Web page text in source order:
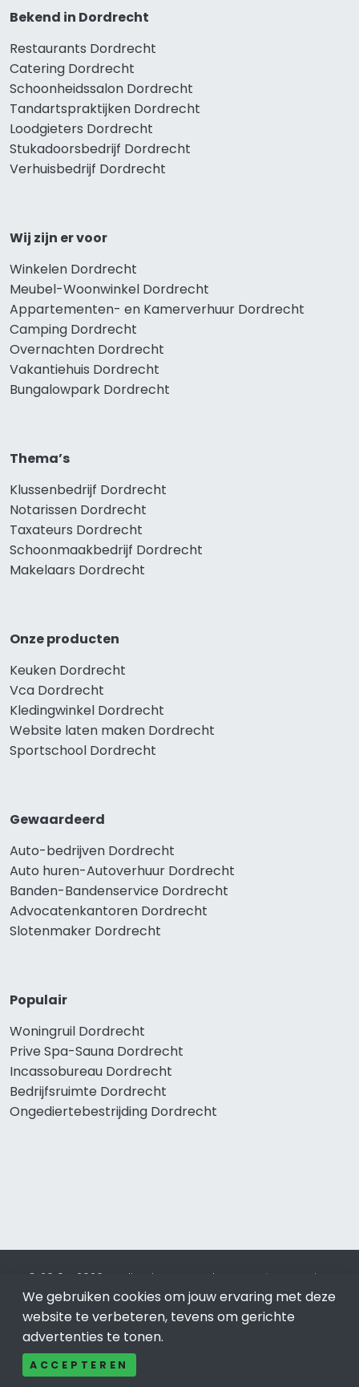
Bekend in Dordrecht
Restaurants Dordrecht
Catering Dordrecht
Schoonheidssalon Dordrecht
Tandartspraktijken Dordrecht
Loodgieters Dordrecht
Stukadoorsbedrijf Dordrecht
Verhuisbedrijf Dordrecht
Wij zijn er voor
Winkelen Dordrecht
Meubel-Woonwinkel Dordrecht
Appartementen- en Kamerverhuur Dordrecht
Camping Dordrecht
Overnachten Dordrecht
Vakantiehuis Dordrecht
Bungalowpark Dordrecht
Thema’s
Klussenbedrijf Dordrecht
Notarissen Dordrecht
Taxateurs Dordrecht
Schoonmaakbedrijf Dordrecht
Makelaars Dordrecht
Onze producten
Keuken Dordrecht
Vca Dordrecht
Kledingwinkel Dordrecht
Website laten maken Dordrecht
Sportschool Dordrecht
Gewaardeerd
Auto-bedrijven Dordrecht
Auto huren-Autoverhuur Dordrecht
Banden-Bandenservice Dordrecht
Advocatenkantoren Dordrecht
Slotenmaker Dordrecht
Populair
Woningruil Dordrecht
Prive Spa-Sauna Dordrecht
Incassobureau Dordrecht
Bedrijfsruimte Dordrecht
Ongediertebestrijding Dordrecht
© 2019 - 2026 Realisatie en SEO door SEO-bureau
Lion
Internet. Betaal alleen voor bewezen resultaten?SEO
optimalisatie No Cure No Pay.Dordrechtis onderdeel van
Lion Internet.
We gebruiken cookies om jouw ervaring met deze
website te verbeteren, tevens om gerichte
advertenties te tonen.
ACCEPTEREN